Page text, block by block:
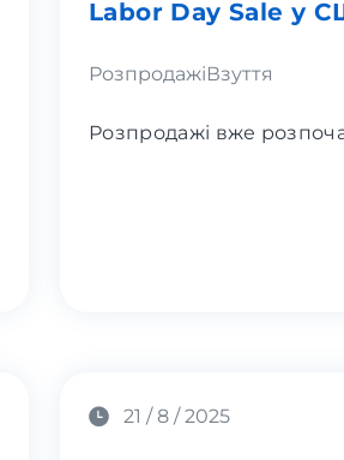
Labor Day Sale у
РозпродажіВзуття
Розпродажі вже
21 / 8 / 2025